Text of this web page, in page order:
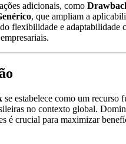
adicionais, como
, que ampliam a
flexibilidade e adaptabilidade
se estabelece como um recurso
no contexto global.
é crucial para maximizar